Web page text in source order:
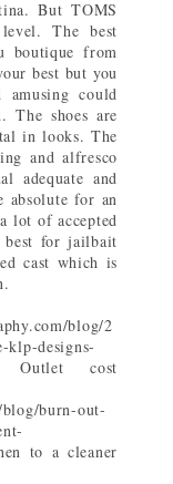
But TOMS
The best
boutique from
best but you
amusing could
The shoes are
in looks. The
and alfresco
adequate and
absolute for an
lot of accepted
best for jailbait
cast which is
blog/2
klp-designs-
Outlet cost
burn-out-
to a cleaner